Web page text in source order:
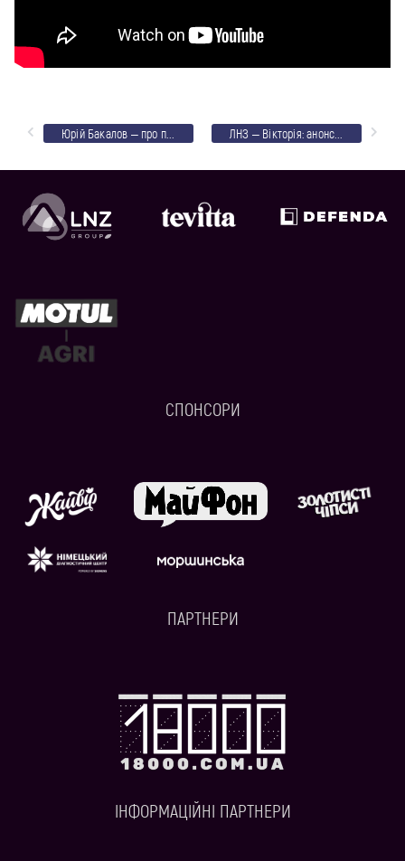
СПОНСОРИ
ПАРТНЕРИ
ІНФОРМАЦІЙНІ ПАРТНЕРИ